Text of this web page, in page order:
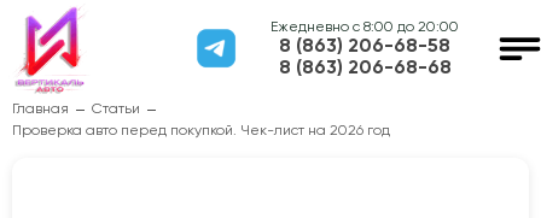
Ежедневно с 8:00 до 20:00
8 (863) 206-68-58
8 (863) 206-68-68
Главная
Статьи
Проверка авто перед покупкой. Чек-лист на 2026 год